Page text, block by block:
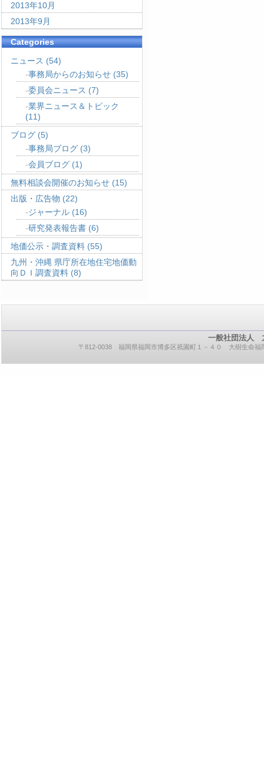
2013年10月
2013年9月
Categories
ニュース (54)
事務局からのお知らせ (35)
委員会ニュース (7)
業界ニュース＆トピック
(11)
ブログ (5)
事務局ブログ (3)
会員ブログ (1)
無料相談会開催のお知らせ (15)
出版・広告物 (22)
ジャーナル (16)
研究発表報告書 (6)
地価公示・調査資料 (55)
九州・沖縄 県庁所在地住宅地価動
向ＤＩ調査資料 (8)
一般社団法人
〒812-0038 福岡県福岡市博多区祇園町１－４０ 大樹生命